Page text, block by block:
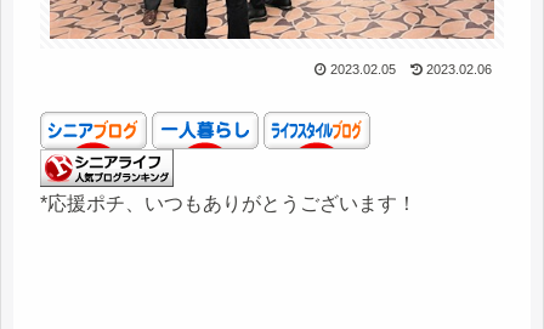
2023.02.05 2023.02.06
*応援ポチ、いつもありがとうございます！